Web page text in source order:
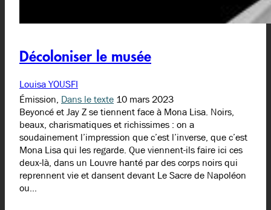
Décoloniser le musée
Louisa YOUSFI
Émission, Dans le texte 10 mars 2023
Beyoncé et Jay Z se tiennent face à Mona Lisa. Noirs,
beaux, charismatiques et richissimes : on a
soudainement l’impression que c’est l’inverse, que c’est
Mona Lisa qui les regarde. Que viennent-ils faire ici ces
deux-là, dans un Louvre hanté par des corps noirs qui
reprennent vie et dansent devant Le Sacre de Napoléon
ou…